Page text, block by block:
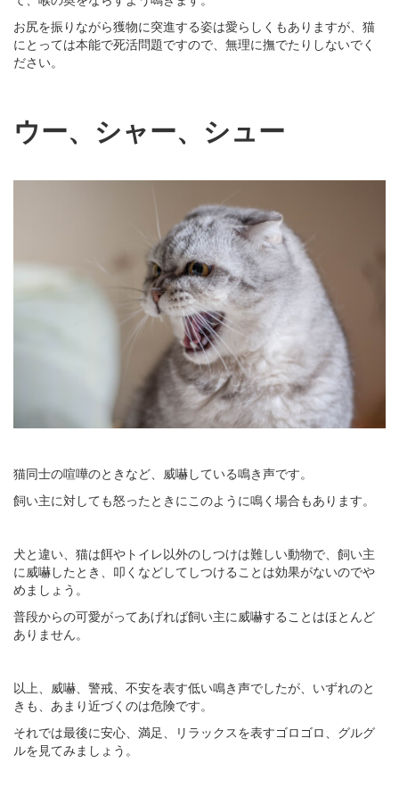
お尻を振りながら獲物に突進する姿は愛らしくもありますが、猫
にとっては本能で死活問題ですので、無理に撫でたりしないでく
ださい。
ウー、シャー、シュー
猫同士の喧嘩のときなど、威嚇している鳴き声です。
飼い主に対しても怒ったときにこのように鳴く場合もあります。
犬と違い、猫は餌やトイレ以外のしつけは難しい動物で、飼い主
に威嚇したとき、叩くなどしてしつけることは効果がないのでや
めましょう。
普段からの可愛がってあげれば飼い主に威嚇することはほとんど
ありません。
以上、威嚇、警戒、不安を表す低い鳴き声でしたが、いずれのと
きも、あまり近づくのは危険です。
それでは最後に安心、満足、リラックスを表すゴロゴロ、グルグ
ルを見てみましょう。